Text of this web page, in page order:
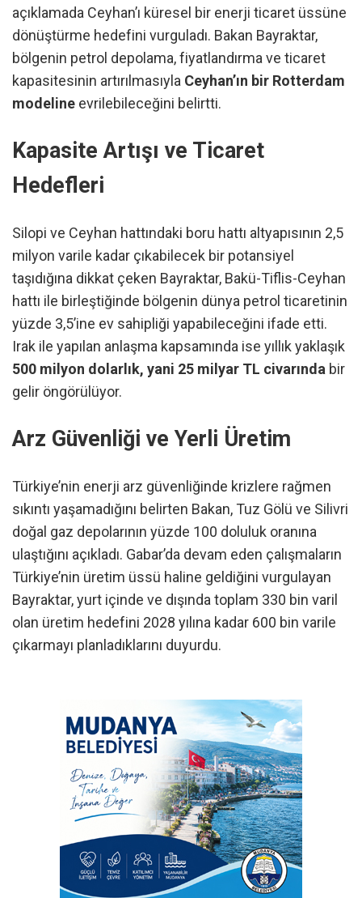
açıklamada Ceyhan’ı küresel bir enerji ticaret üssüne
dönüştürme hedefini vurguladı. Bakan Bayraktar,
bölgenin petrol depolama, fiyatlandırma ve ticaret
kapasitesinin artırılmasıyla Ceyhan’ın bir Rotterdam
modeline evrilebileceğini belirtti.
Kapasite Artışı ve Ticaret
Hedefleri
Silopi ve Ceyhan hattındaki boru hattı altyapısının 2,5
milyon varile kadar çıkabilecek bir potansiyel
taşıdığına dikkat çeken Bayraktar, Bakü-Tiflis-Ceyhan
hattı ile birleştiğinde bölgenin dünya petrol ticaretinin
yüzde 3,5’ine ev sahipliği yapabileceğini ifade etti.
Irak ile yapılan anlaşma kapsamında ise yıllık yaklaşık
500 milyon dolarlık, yani 25 milyar TL civarında bir
gelir öngörülüyor.
Arz Güvenliği ve Yerli Üretim
Türkiye’nin enerji arz güvenliğinde krizlere rağmen
sıkıntı yaşamadığını belirten Bakan, Tuz Gölü ve Silivri
doğal gaz depolarının yüzde 100 doluluk oranına
ulaştığını açıkladı. Gabar’da devam eden çalışmaların
Türkiye’nin üretim üssü haline geldiğini vurgulayan
Bayraktar, yurt içinde ve dışında toplam 330 bin varil
olan üretim hedefini 2028 yılına kadar 600 bin varile
çıkarmayı planladıklarını duyurdu.